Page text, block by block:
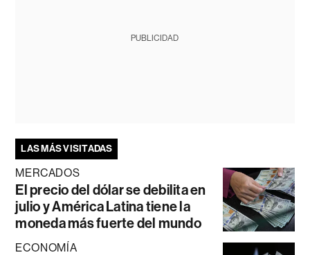
PUBLICIDAD
LAS MÁS VISITADAS
MERCADOS
El precio del dólar se debilita en
julio y América Latina tiene la
moneda más fuerte del mundo
ECONOMÍA